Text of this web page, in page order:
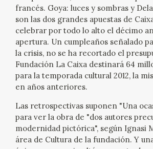
PROGRAMACIÓN
EXPOSICIONES
ACTIVIDADES
ACTUALIDAD
SALA DE PRENSA
BLOG CUADERNO ITALIANO
francés. Goya: luces y sombras y
son las dos grandes apuestas de
celebrar por todo lo alto el décimo
apertura. Un cumpleaños señalado
la crisis, no se ha recortado el
Fundación La Caixa destinará 64
para la temporada cultural 2012, la
en años anteriores.
Las retrospectivas suponen "Una
para ver la obra de "dos autores
modernidad pictórica", según Ignasi
área de Cultura de la fundación. Y